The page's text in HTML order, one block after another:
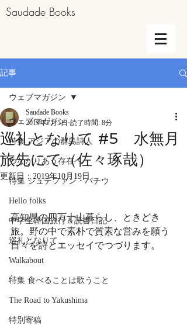
Saudade Books
記事
ウェブマガジン
特集 アジアの群島詩人
つながりあう存在へ
特集 シュテファン・バチウ
Hello folks
中学生韓国旅行＆読書日記
巡礼となりて
Walkabout
特集 食べることは歌うこと
The Road to Yakushima
特別寄稿
ウェブマガジン
巡礼となりて #5 水無月
旅先にて（佐々琢哉）
Saudade Books
2019年7月5日 読了時間: 8分
更新日： 2019年10月19日
高知県の四万十山暮らし、ときどき
旅。野の中で素朴で質素な営みを願う
日々を詩とエッセイでつづります。
.